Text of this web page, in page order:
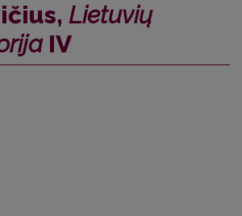
Lietuvių
IV